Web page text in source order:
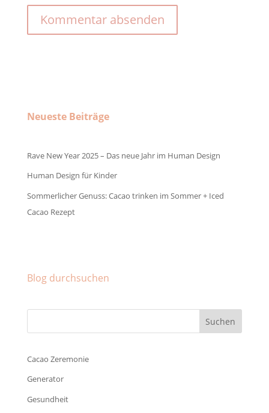
Neueste Beiträge
Rave New Year 2025 – Das neue Jahr im Human Design
Human Design für Kinder
Sommerlicher Genuss: Cacao trinken im Sommer + Iced
Cacao Rezept
Blog durchsuchen
Cacao Zeremonie
Generator
Gesundheit